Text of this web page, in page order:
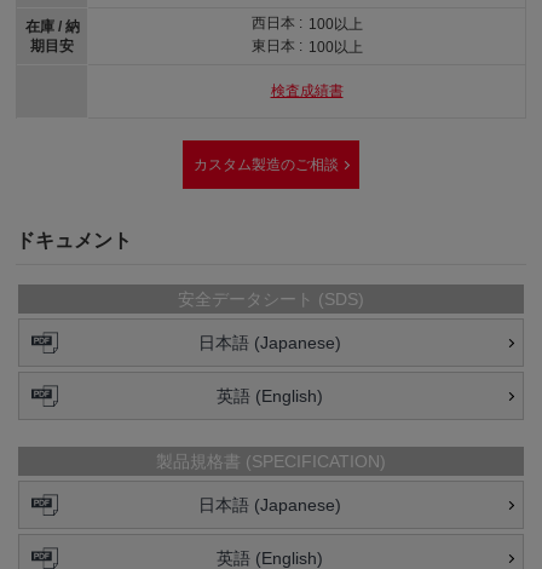
在庫 / 納
期目安
西日本 : 100以上
東日本 : 100以上
検査成績書
カスタム製造のご相談
ドキュメント
安全データシート (SDS)
日本語 (Japanese)
英語 (English)
製品規格書 (SPECIFICATION)
日本語 (Japanese)
英語 (English)